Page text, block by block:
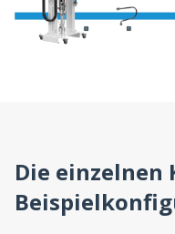
Die einzelnen